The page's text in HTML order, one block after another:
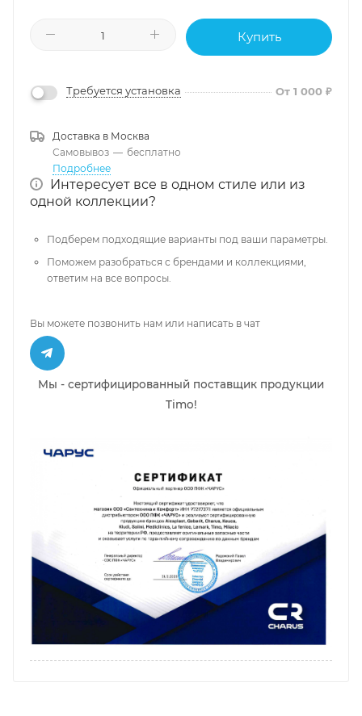
Купить
Требуется установка От 1 000 ₽
Доставка в Москва
Самовывоз — бесплатно
Подробнее
Интересует все в одном стиле или из
одной коллекции?
Подберем подходящие варианты под ваши параметры.
Поможем разобраться с брендами и коллекциями,
ответим на все вопросы.
Вы можете позвонить нам или написать в чат
Мы - сертифицированный поставщик продукции
Timo!